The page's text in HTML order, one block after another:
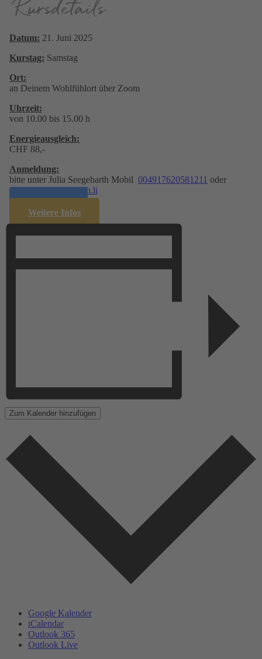
Kursdetails
Datum: 21. Juni 2025
Kurstag: Samstag
Ort:
an Deinem Wohlfühlort über Zoom
Uhrzeit:
von 10.00 bis 15.00 h
Energie­ausgleich:
CHF 88,-
Anmeldung:
bitte unter Julia Seegebarth Mobil 004917620581211 oder
info@julia-seegebarth.li
Anmelden
Weitere Infos
Zum Kalender hinzufügen
Google Kalender
iCalendar
Outlook 365
Outlook Live